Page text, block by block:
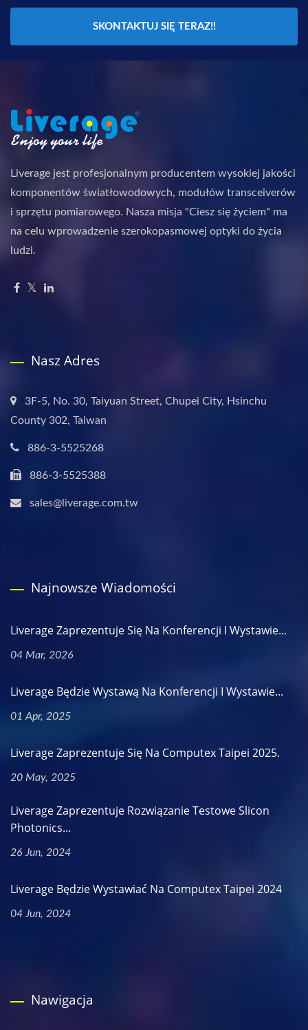
SKONTAKTUJ SIĘ TERAZ!!
Liverage jest profesjonalnym producentem wysokiej jakości
komponentów światłowodowych, modułów transceiverów
i sprzętu pomiarowego. Nasza misja "Ciesz się życiem" ma
na celu wprowadzenie szerokopasmowej optyki do życia
ludzi.
Nasz Adres
3F-5, No. 30, Taiyuan Street, Chupei City, Hsinchu
County 302, Taiwan
886-3-5525268
886-3-5525388
sales@liverage.com.tw
Najnowsze Wiadomości
Liverage Zaprezentuje Się Na Konferencji I Wystawie...
04 Mar, 2026
Liverage Będzie Wystawą Na Konferencji I Wystawie...
01 Apr, 2025
Liverage Zaprezentuje Się Na Computex Taipei 2025.
20 May, 2025
Liverage Zaprezentuje Rozwiązanie Testowe Slicon
Photonics...
26 Jun, 2024
Liverage Będzie Wystawiać Na Computex Taipei 2024
04 Jun, 2024
Nawigacja